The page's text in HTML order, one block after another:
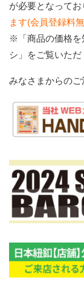
が必要となってお
ます(会員登録料無
※「商品の価格を
シ」をご覧いただ
みなさまからのご